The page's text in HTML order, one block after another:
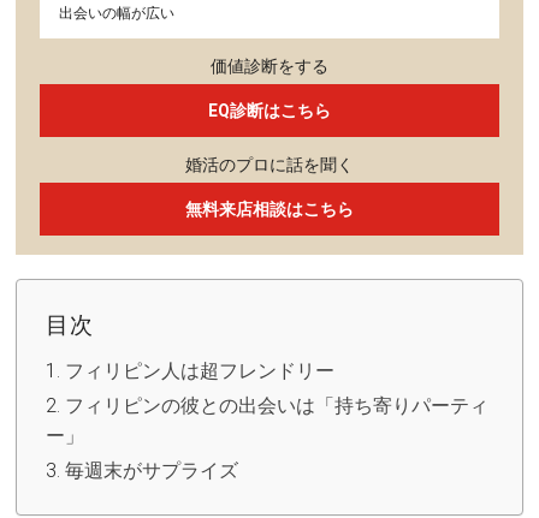
出会いの幅が広い
価値診断をする
EQ診断はこちら
婚活のプロに話を聞く
無料来店相談はこちら
目次
フィリピン人は超フレンドリー
フィリピンの彼との出会いは「持ち寄りパーティ
ー」
毎週末がサプライズ